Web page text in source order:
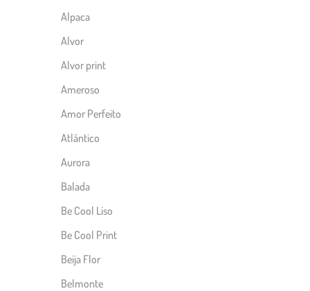
Alpaca
Alvor
Alvor print
Ameroso
Amor Perfeito
Atlântico
Aurora
Balada
Be Cool Liso
Be Cool Print
Beija Flor
Belmonte